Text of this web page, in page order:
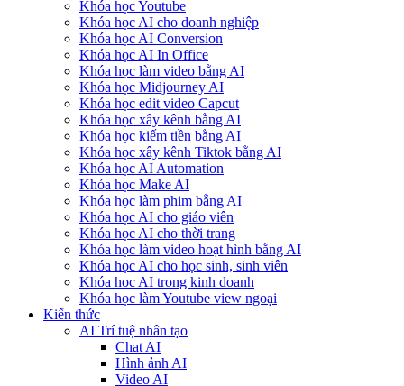
Khóa học Youtube
Khóa học AI cho doanh nghiệp
Khóa học AI Conversion
Khóa học AI In Office
Khóa học làm video bằng AI
Khóa học Midjourney AI
Khóa học edit video Capcut
Khóa học xây kênh bằng AI
Khóa học kiếm tiền bằng AI
Khóa học xây kênh Tiktok bằng AI
Khóa học AI Automation
Khóa học Make AI
Khóa học làm phim bằng AI
Khóa học AI cho giáo viên
Khóa học AI cho thời trang
Khóa học làm video hoạt hình bằng AI
Khóa học AI cho học sinh, sinh viên
Khóa hoc AI trong kinh doanh
Khóa học làm Youtube view ngoại
Kiến thức
AI Trí tuệ nhân tạo
Chat AI
Hình ảnh AI
Video AI